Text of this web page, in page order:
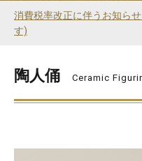
消費税率改正に伴うお知ら
す)
陶人俑 Ceramic